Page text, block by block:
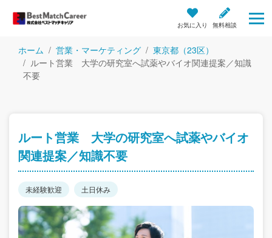
お気に入り 無料相談
ホーム 営業・マーケティング
東京都（23区）
ルート営業 大学の研究室へ試薬やバイオ関連提案／知識
不要
ルート営業 大学の研究室へ試薬やバイオ
関連提案／知識不要
未経験歓迎 土日休み